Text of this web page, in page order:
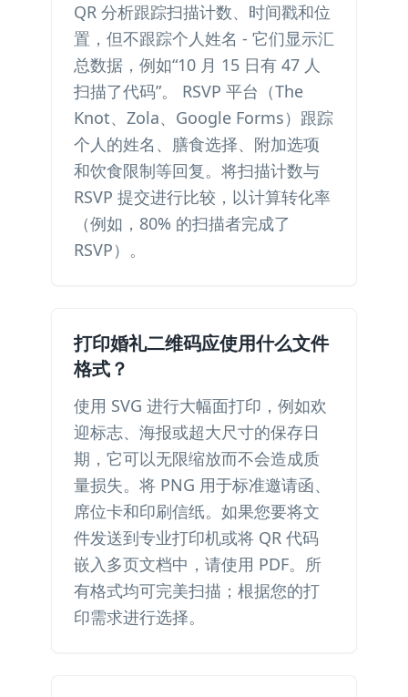
QR 分析跟踪扫描计数、时间戳和位
置，但不跟踪个人姓名 - 它们显示汇
总数据，例如“10 月 15 日有 47 人
扫描了代码”。 RSVP 平台（The
Knot、Zola、Google Forms）跟踪
个人的姓名、膳食选择、附加选项
和饮食限制等回复。将扫描计数与
RSVP 提交进行比较，以计算转化率
（例如，80% 的扫描者完成了
RSVP）。
打印婚礼二维码应使用什么文件
格式？
使用 SVG 进行大幅面打印，例如欢
迎标志、海报或超大尺寸的保存日
期，它可以无限缩放而不会造成质
量损失。将 PNG 用于标准邀请函、
席位卡和印刷信纸。如果您要将文
件发送到专业打印机或将 QR 代码
嵌入多页文档中，请使用 PDF。所
有格式均可完美扫描；根据您的打
印需求进行选择。